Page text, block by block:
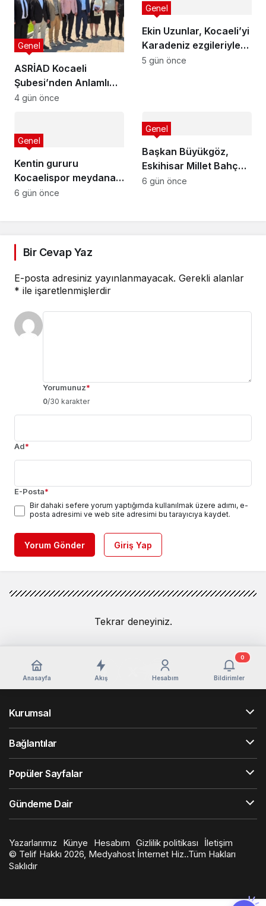
ASRİAD Kocaeli
Şubesi’nden Anlamlı
Sosyal Sorumluluk
Genel
4 gün önce
Ekin Uzunlar, Kocaeli’yi
Karadeniz ezgileriyle
coşturdu
Genel
5 gün önce
Kentin gururu
Kocaelispor meydana
iniyor
Genel
6 gün önce
Başkan Büyükgöz,
Eskihisar Millet Bahçesi
ve Botanik Parkı’nda
Genel
6 gün önce
Bir Cevap Yaz
E-posta adresiniz yayınlanmayacak. Gerekli alanlar
* ile işaretlenmişlerdir
Yorumunuz*
0/30 karakter
Ad*
E-Posta*
Bir dahaki sefere yorum yaptığımda kullanılmak üzere adımı, e-
posta adresimi ve web site adresimi bu tarayıcıya kaydet.
Yorum Gönder Giriş Yap
Tekrar deneyiniz.
Anasayfa Akış Hesabım Bildirimler
0
Kurumsal
Bağlantılar
Popüler Sayfalar
Gündeme Dair
Yazarlarımız Künye Hesabım Gizlilik politikası
İletişim
© Telif Hakkı 2026, Medyahost İnternet Hiz..Tüm Hakları
Saklıdır
casino
siteleri
salça